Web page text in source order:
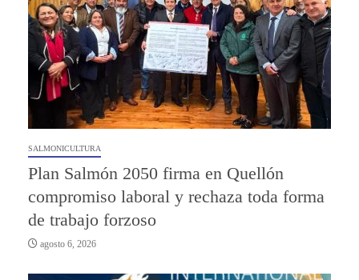
SALMONICULTURA
Plan Salmón 2050 firma en Quellón
compromiso laboral y rechaza toda forma
de trabajo forzoso
agosto 6, 2026